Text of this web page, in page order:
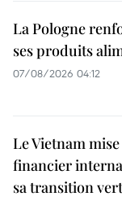
La Pologne
ses produits
07/08/2026 04:12
Le Vietnam
financier
sa transition